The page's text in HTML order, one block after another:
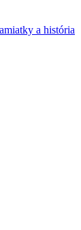
a história